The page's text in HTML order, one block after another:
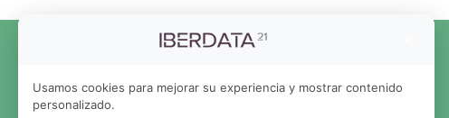
OFICINA
Usamos cookies para mejorar su experiencia y mostrar contenido
personalizado.